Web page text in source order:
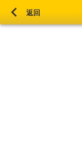
chevron_left 返回